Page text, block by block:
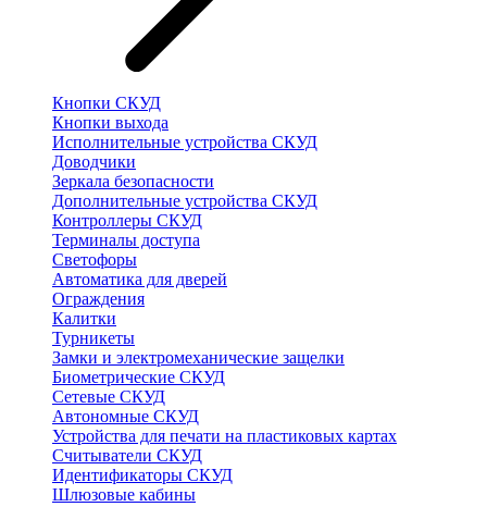
Кнопки СКУД
Кнопки выхода
Исполнительные устройства СКУД
Доводчики
Зеркала безопасности
Дополнительные устройства СКУД
Контроллеры СКУД
Терминалы доступа
Светофоры
Автоматика для дверей
Ограждения
Калитки
Турникеты
Замки и электромеханические защелки
Биометрические СКУД
Сетевые СКУД
Автономные СКУД
Устройства для печати на пластиковых картах
Считыватели СКУД
Идентификаторы СКУД
Шлюзовые кабины